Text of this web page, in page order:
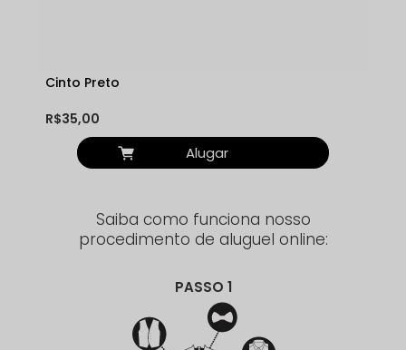
Cinto Preto
R$35,00
Alugar
Saiba como funciona nosso
procedimento de aluguel online:
PASSO 1